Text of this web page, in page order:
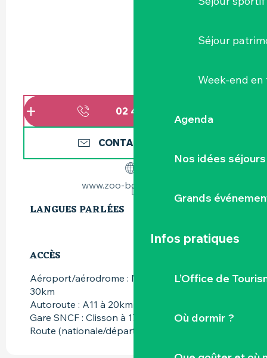
Séjour
Week-end
Agenda
Nos idées séjours
Grands
Infos pratiques
L’Office de
Où dormir ?
02 40 33 70
CONTACTEZ-NOUS
www.zoo-boissiere.com
LANGUES PARLÉES
LANGUES PARLÉES
ACCÈS
ACCÈS
Aéroport/aérodrome : NANTES atlantique à
30km
Autoroute : A11 à 20km
Gare SNCF : Clisson à 17km
Route (nationale/départ.) : D763 à 1km